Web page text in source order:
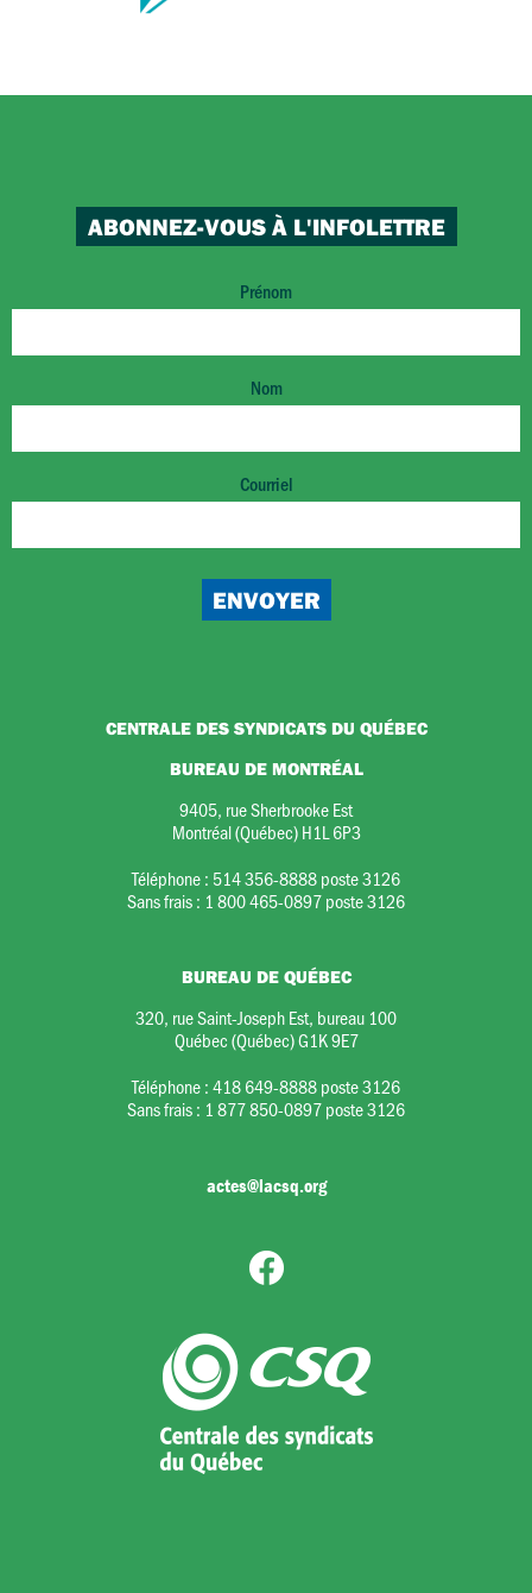
ABONNEZ-VOUS À L'INFOLETTRE
Prénom
Nom
Courriel
CENTRALE DES SYNDICATS DU QUÉBEC
BUREAU DE MONTRÉAL
9405, rue Sherbrooke Est
Montréal (Québec) H1L 6P3
Téléphone : 514 356-8888 poste 3126
Sans frais : 1 800 465-0897 poste 3126
BUREAU DE QUÉBEC
320, rue Saint-Joseph Est, bureau 100
Québec (Québec) G1K 9E7
Téléphone :418 649-8888 poste 3126
Sans frais : 1 877 850-0897 poste 3126
actes@lacsq.org